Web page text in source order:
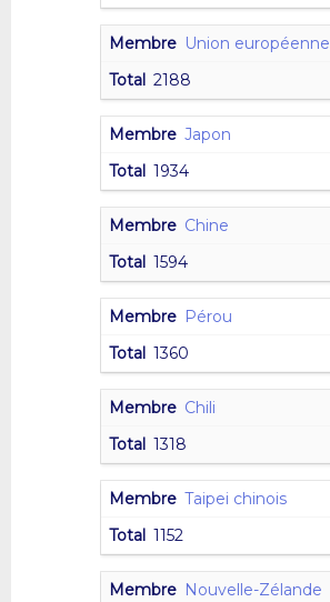
Union européenne
2188
Japon
1934
Chine
1594
Pérou
1360
Chili
1318
Taipei chinois
1152
Nouvelle-Zélande